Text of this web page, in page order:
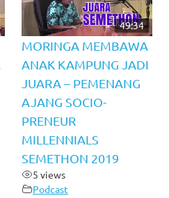
49:34
MORINGA MEMBAWA
ANAK KAMPUNG JADI
JUARA – PEMENANG
AJANG SOCIO-
PRENEUR
MILLENNIALS
SEMETHON 2019
5 views
Podcast